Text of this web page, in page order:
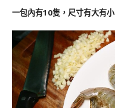
一包內有10隻，尺寸有大有小